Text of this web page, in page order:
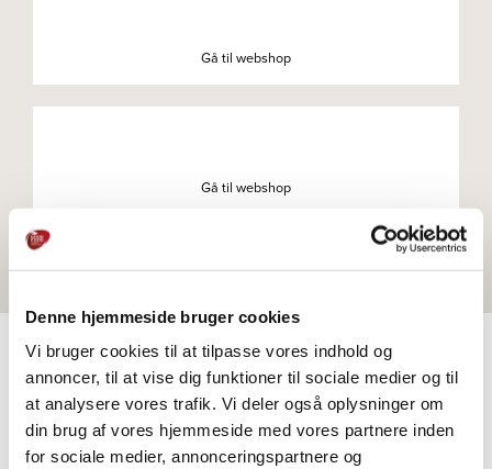
Denne hjemmeside bruger cookies
Vi bruger cookies til at tilpasse vores indhold og
annoncer, til at vise dig funktioner til sociale medier og til
at analysere vores trafik. Vi deler også oplysninger om
din brug af vores hjemmeside med vores partnere inden
for sociale medier, annonceringspartnere og
Gå til webshop
Gå til webshop
PRODUKTER
Udforsk videre